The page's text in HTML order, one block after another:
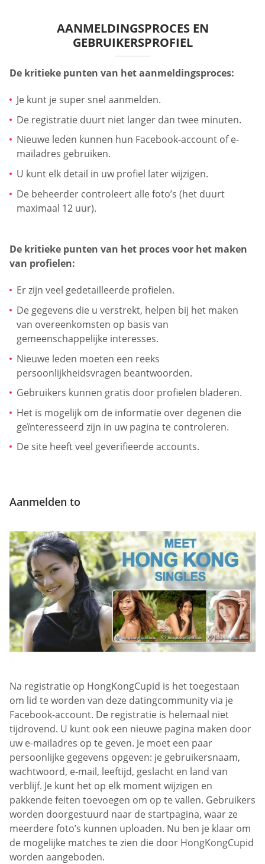
AANMELDINGSPROCES EN
GEBRUIKERSPROFIEL
De kritieke punten van het aanmeldingsproces:
Je kunt je super snel aanmelden.
De registratie duurt niet langer dan twee minuten.
Nieuwe leden kunnen hun Facebook-account of e-
mailadres gebruiken.
U kunt elk detail in uw profiel later wijzigen.
De beheerder controleert alle foto’s (het duurt
maximaal 12 uur).
De kritieke punten van het proces voor het maken
van profielen:
Er zijn veel gedetailleerde profielen.
De gegevens die u verstrekt, helpen bij het maken
van overeenkomsten op basis van
gemeenschappelijke interesses.
Nieuwe leden moeten een reeks
persoonlijkheidsvragen beantwoorden.
Gebruikers kunnen gratis door profielen bladeren.
Het is mogelijk om de informatie over degenen die
geïnteresseerd zijn in uw pagina te controleren.
De site heeft veel geverifieerde accounts.
Aanmelden to
Na registratie op HongKongCupid is het toegestaan
om lid te worden van deze datingcommunity via je
Facebook-account. De registratie is helemaal niet
tijdrovend. U kunt ook een nieuwe pagina maken door
uw e-mailadres op te geven. Je moet een paar
persoonlijke gegevens opgeven: je gebruikersnaam,
wachtwoord, e-mail, leeftijd, geslacht en land van
verblijf. Je kunt het op elk moment wijzigen en
pakkende feiten toevoegen om op te vallen. Gebruikers
worden doorgestuurd naar de startpagina, waar ze
meerdere foto’s kunnen uploaden. Nu ben je klaar om
de mogelijke matches te zien die door HongKongCupid
worden aangeboden.